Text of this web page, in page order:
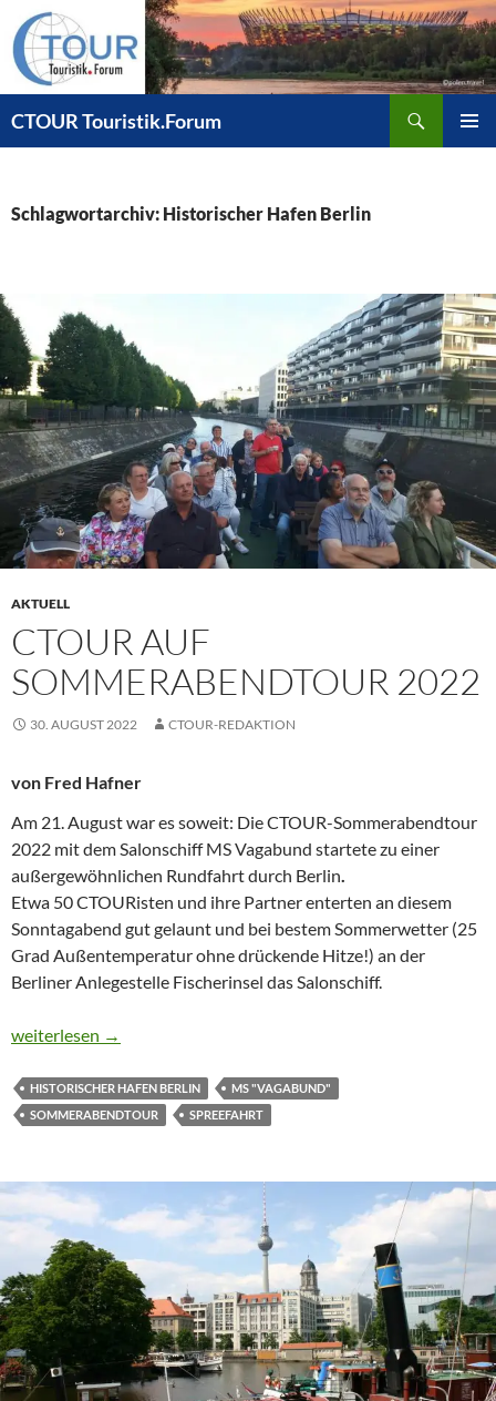
Zum
Inhalt
springen
CTOUR Touristik.Forum
Schlagwortarchiv: Historischer Hafen Berlin
AKTUELL
CTOUR AUF
SOMMERABENDTOUR 2022
30. AUGUST 2022 CTOUR-REDAKTION
von Fred Hafner
Am 21. August war es soweit: Die CTOUR-Sommerabendtour
2022 mit dem Salonschiff MS Vagabund startete zu einer
außergewöhnlichen Rundfahrt durch Berlin.
Etwa 50 CTOURisten und ihre Partner enterten an diesem
Sonntagabend gut gelaunt und bei bestem Sommerwetter (25
Grad Außentemperatur ohne drückende Hitze!) an der
Berliner Anlegestelle Fischerinsel das Salonschiff.
CTOUR AUF SOMMERABENDTOUR 2022
weiterlesen →
HISTORISCHER HAFEN BERLIN
MS "VAGABUND"
SOMMERABENDTOUR
SPREEFAHRT